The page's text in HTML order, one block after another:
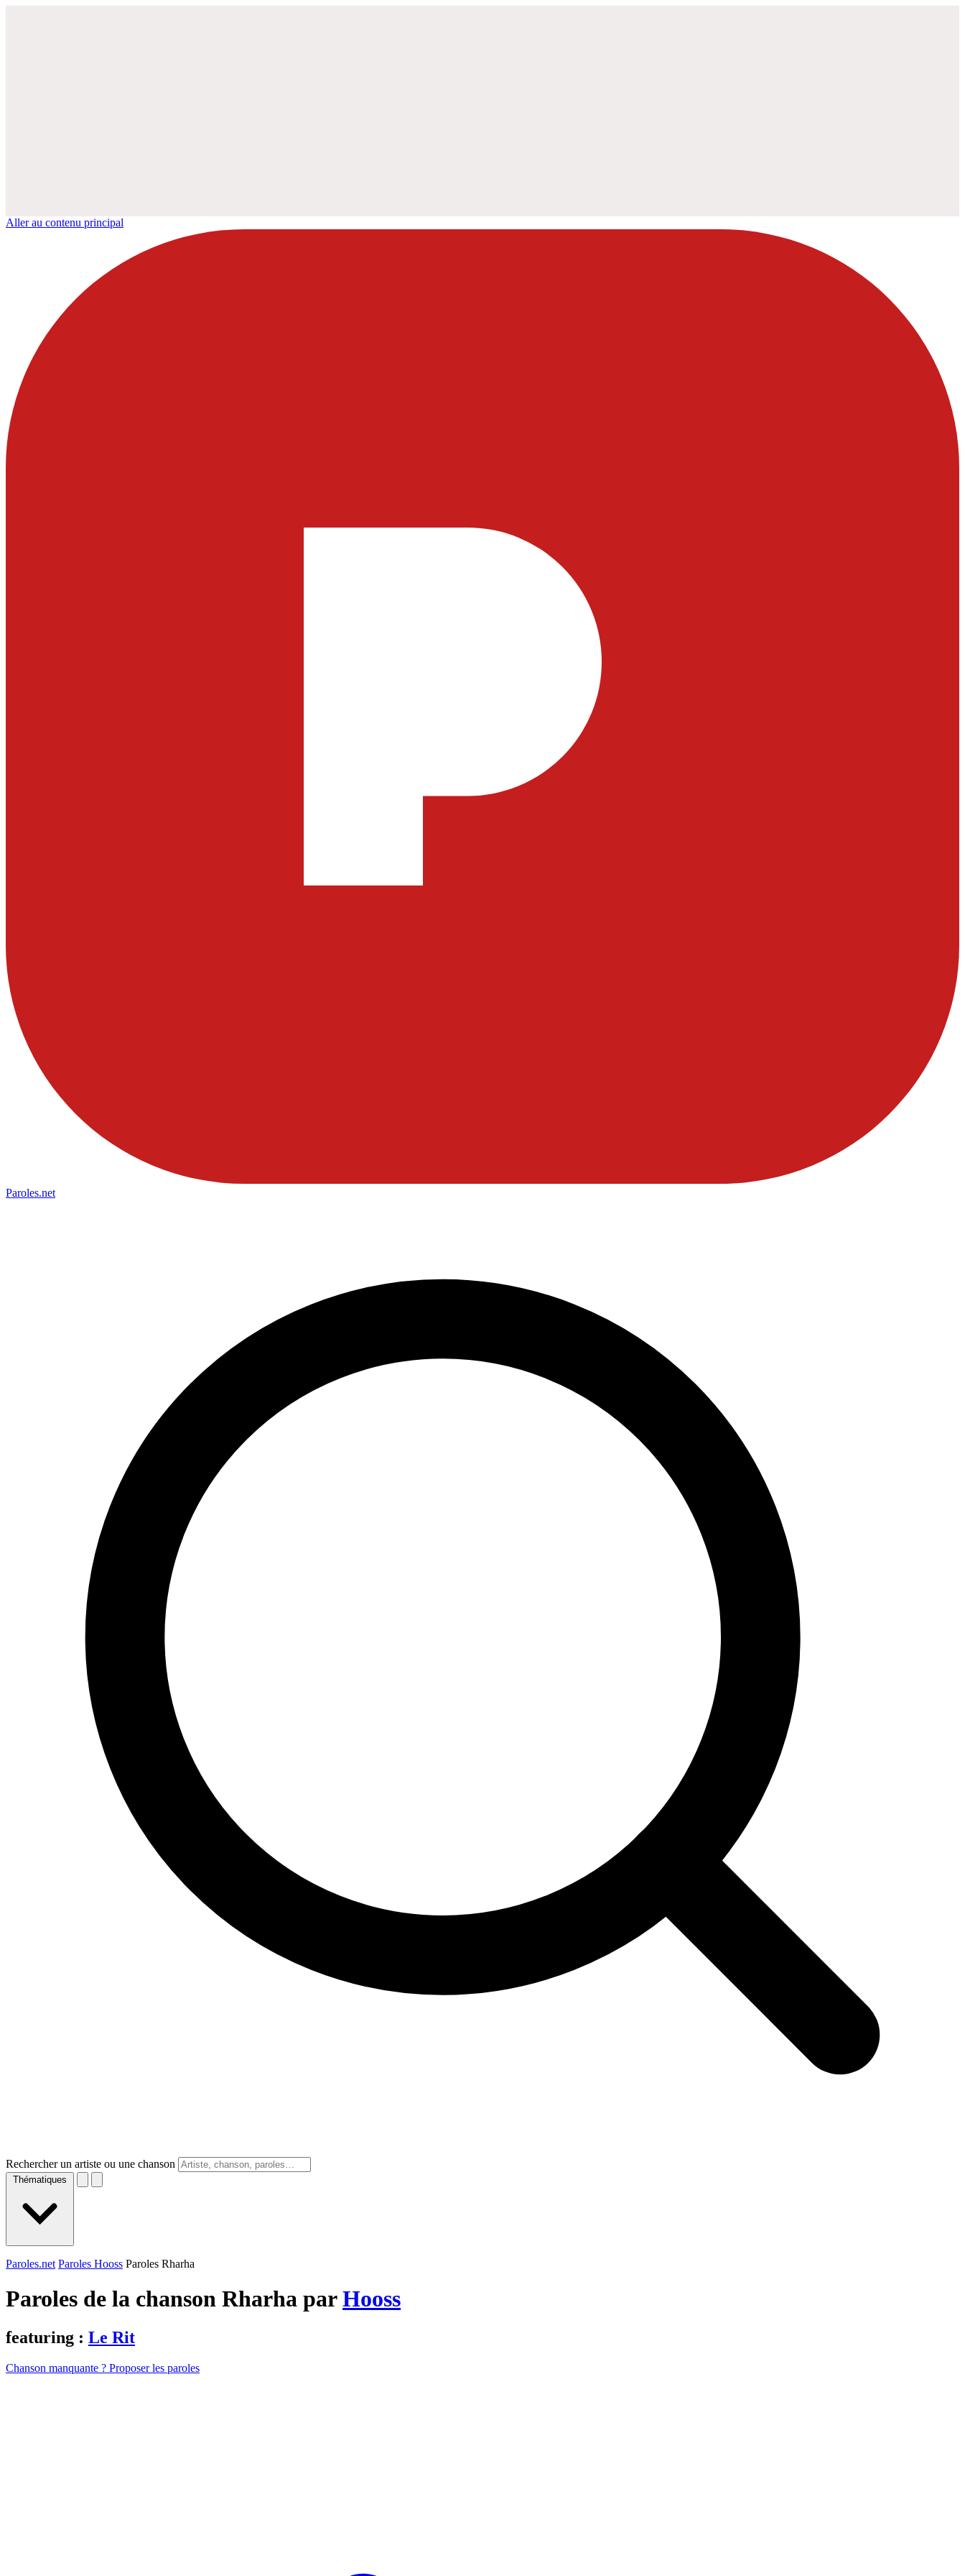
Aller au contenu principal
Paroles.net
Rechercher un artiste ou une chanson
Thématiques
Paroles.net Paroles Hooss Paroles Rharha
Paroles de la chanson Rharha parHooss
featuring : Le Rit
Chanson manquante ? Proposer les paroles